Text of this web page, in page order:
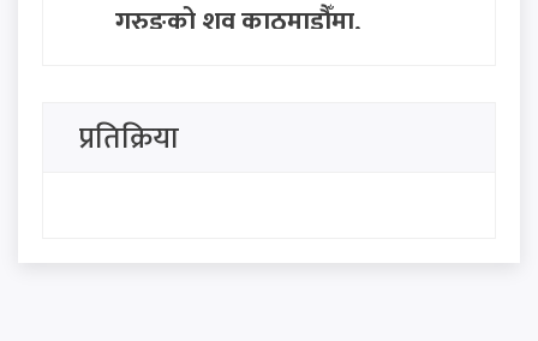
गुरुङको शव काठमाडौँमा,
ग्वार्कोमा बस दुर्घटना हुँदा १ जनाको
मृत्यु, १० जना घाइते
तलबमान पारित: साउन १ देखि नै
प्रतिक्रिया